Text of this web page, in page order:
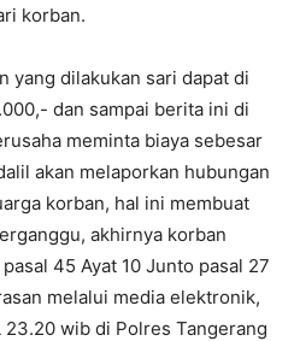
korban.
yang dilakukan sari dapat di
,- dan sampai berita ini di
meminta biaya sebesar
akan melaporkan hubungan
korban, hal ini membuat
akhirnya korban
45 Ayat 10 Junto pasal 27
melalui media elektronik,
23.20 wib di Polres Tangerang